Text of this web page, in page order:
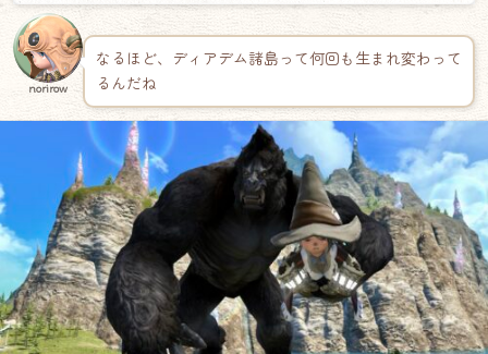
norirow
なるほど、ディアデム諸島って何回も生まれ変わって
るんだね